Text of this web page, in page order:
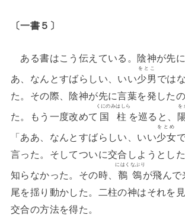
〔一書５〕
ある書はこう伝えている。陰神が先
あ、なんとすばらしい、いい少男
をとこ
では
た。その際、陰神が先に言葉を発した
た。もう一度改めて 国柱
くにのみはしら
を巡ると、
を
「ああ、なんとすばらしい、いい少女
をとめ
言った。そしてついに交合しようとし
知らなかった。その時、 鶺鴒
にはくなぶり
が飛ん
尾を揺り動かした。二柱の神はそれを
交合の方法を得た。